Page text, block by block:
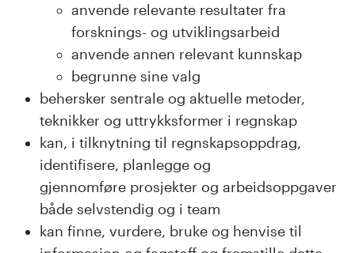
anvende relevante resultater fra
forsknings- og utviklingsarbeid
anvende annen relevant kunnskap
begrunne sine valg
behersker sentrale og aktuelle metoder,
teknikker og uttrykksformer i regnskap
kan, i tilknytning til regnskapsoppdrag,
identifisere, planlegge og
gjennomføre prosjekter og arbeidsoppgaver
både selvstendig og i team
kan finne, vurdere, bruke og henvise til